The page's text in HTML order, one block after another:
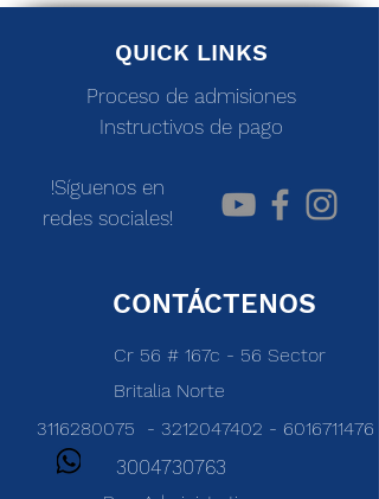
QUICK LINKS
Proceso de admisiones
Instructivos de pago
!Síguenosen
redes sociales!
CONTÁCTENOS
Cr 56 # 167c - 56 Sector
Britalia Norte
3116280075 - 3212047402 - 6016711476
3004730763